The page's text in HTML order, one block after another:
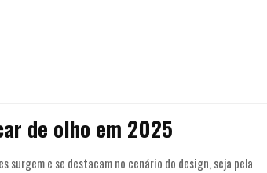
de olho em 2025
surgem e se destacam no cenário do design, seja pela